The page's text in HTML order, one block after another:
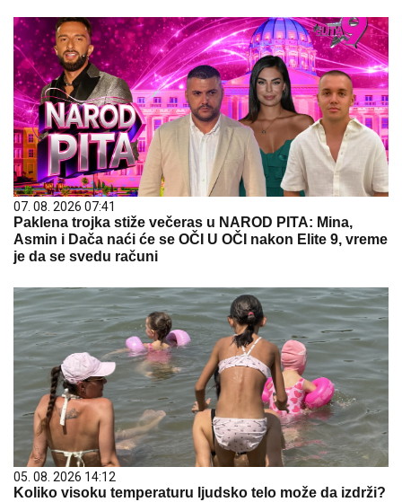
07. 08. 2026 07:41
Paklena trojka stiže večeras u NAROD PITA: Mina,
Asmin i Dača naći će se OČI U OČI nakon Elite 9, vreme
je da se svedu računi
05. 08. 2026 14:12
Koliko visoku temperaturu ljudsko telo može da izdrži?